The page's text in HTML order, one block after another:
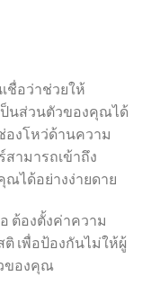
ชื่อว่าช่วยให้
ป็นส่วนตัวของคุณได้
องโหว่ด้านความ
ามารถเข้าถึง
ณได้อย่างง่ายดาย
ต้องตั้งค่าความ
เพื่อป้องกันไม่ให้ผู้
ของคุณ